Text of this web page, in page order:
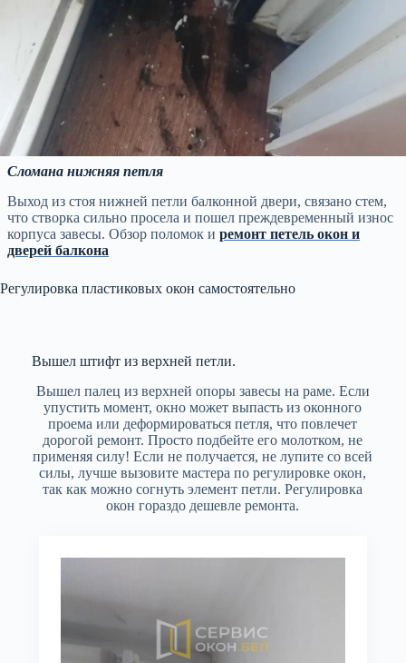
Сломана нижняя петля
Выход из стоя нижней петли балконной двери, связано стем,
что створка сильно просела и пошел преждевременный износ
корпуса завесы. Обзор поломок и ремонт петель окон и
дверей балкона
Регулировка пластиковых окон самостоятельно
Вышел штифт из верхней петли.
Вышел палец из верхней опоры завесы на раме. Если
упустить момент, окно может выпасть из оконного
проема или деформироваться петля, что повлечет
дорогой ремонт. Просто подбейте его молотком, не
применяя силу! Если не получается, не лупите со всей
силы, лучше вызовите мастера по регулировке окон,
так как можно согнуть элемент петли. Регулировка
окон гораздо дешевле ремонта.